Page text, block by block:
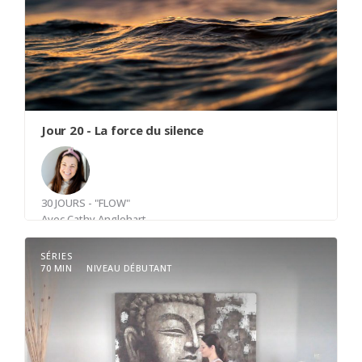
toute la place qui lui revient. Elle peut être
réalisée en position assise, couchée, debout ou
même en marchant.
Jour 20 - La force du silence
30 JOURS - "FLOW"
AvecCathy Anglehart
Reconnaitre le silence entre les sons autour de
soi. Ce silence autour de soi est un point
d'ancrage au moment présent et une invitation à
découvrir le silence en soi.
SÉRIES
70 MIN
NIVEAU DÉBUTANT